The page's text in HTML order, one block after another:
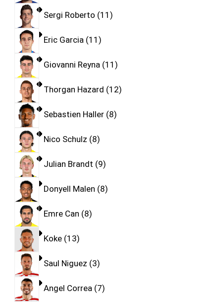
Sergi Roberto 11
Eric Garcia 11
Giovanni Reyna 11
Thorgan Hazard 12
Sebastien Haller 8
Nico Schulz 8
Julian Brandt 9
Donyell Malen 8
Emre Can 8
Koke 13
Saul Niguez 3
Angel Correa 7